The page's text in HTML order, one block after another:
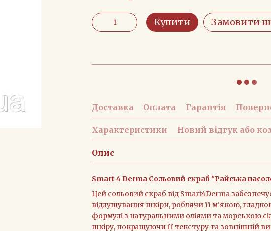
Купити Замовити
Доставка Оплата Гарантія
Характеристики Новий відгук або
Опис
Smart 4 Derma Сольовий скраб "Райська
Цей сольовий скраб від Smart4Derma
відлущування шкіри, роблячи її м'якою,
формулі з натуральними оліями та морською
шкіру, покращуючи її текстуру та зовнішній